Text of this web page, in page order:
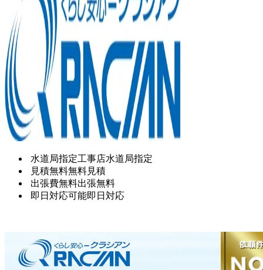
水道局指定工事店水道局指定
見積無料無料見積
出張費無料出張無料
即日対応可能即日対応